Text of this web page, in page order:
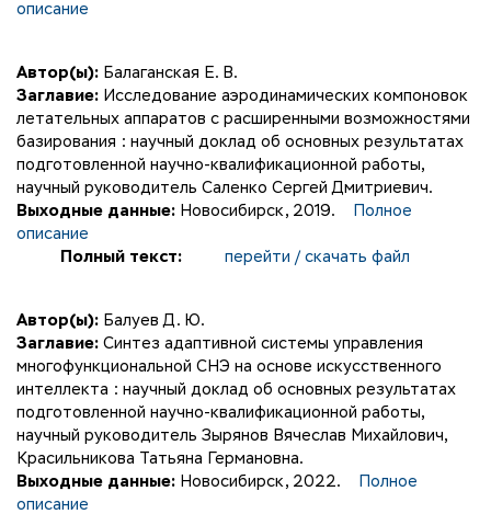
описание
Автор(ы): Балаганская Е. В.
Заглавие: Исследование аэродинамических компоновок
летательных аппаратов с расширенными возможностями
базирования : научный доклад об основных результатах
подготовленной научно-квалификационной работы,
научный руководитель Саленко Сергей Дмитриевич.
Выходные данные: Новосибирск, 2019.
Полное
описание
Полный текст:
перейти / скачать файл
Автор(ы): Балуев Д. Ю.
Заглавие: Синтез адаптивной системы управления
многофункциональной СНЭ на основе искусственного
интеллекта : научный доклад об основных результатах
подготовленной научно-квалификационной работы,
научный руководитель Зырянов Вячеслав Михайлович,
Красильникова Татьяна Германовна.
Выходные данные: Новосибирск, 2022.
Полное
описание